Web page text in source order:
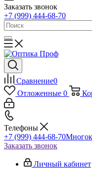
Заказать звонок
+7 (999) 444-68-70
Сравнение0
Отложенные 0
Телефоны
+7 (999) 444-68-70
Заказать звонок
Личный кабинет